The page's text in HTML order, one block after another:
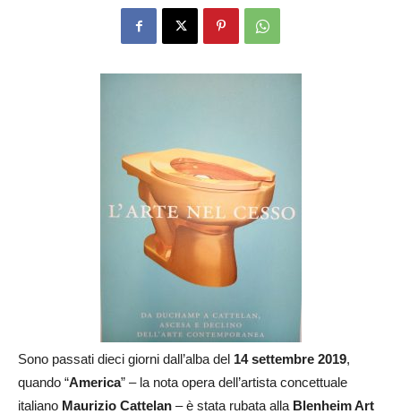
Sono passati dieci giorni dall’alba del 14 settembre 2019,
quando “America” – la nota opera dell’artista concettuale
italiano Maurizio Cattelan – è stata rubata alla Blenheim Art